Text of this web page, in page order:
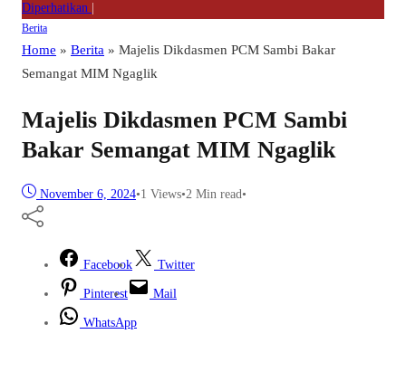
Diperhatikan
Berita
Home » Berita » Majelis Dikdasmen PCM Sambi Bakar
Semangat MIM Ngaglik
Majelis Dikdasmen PCM Sambi
Bakar Semangat MIM Ngaglik
November 6, 2024•1 Views•2 Min read•
Facebook Twitter
Pinterest Mail
WhatsApp